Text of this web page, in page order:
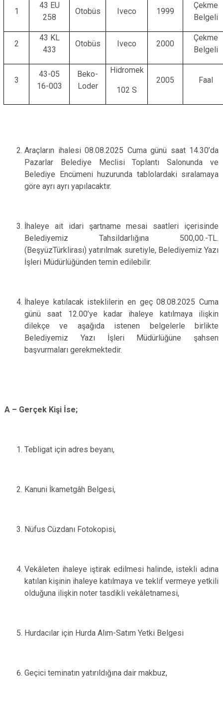
1
43 EU
258
Otobüs Iveco 1999
Çekme
Belgeli
2
43 KL
433
Otobüs Iveco 2000
Çekme
Belgeli
3
43-05
16-003
Beko-
Loder
Hidromek
102 S
2005 Faal
Araçların ihalesi 08.08.2025 Cuma günü saat 14.30’da
Pazarlar Belediye Meclisi Toplantı Salonunda ve
Belediye Encümeni huzurunda tablolardaki sıralamaya
göre ayrı ayrı yapılacaktır.
İhaleye ait idari şartname mesai saatleri içerisinde
Belediyemiz Tahsildarlığına 500,00.-TL.
(BeşyüzTürklirası) yatırılmak suretiyle, Belediyemiz Yazı
İşleri Müdürlüğünden temin edilebilir.
İhaleye katılacak isteklilerin en geç 08.08.2025 Cuma
günü saat 12.00’ye kadar ihaleye katılmaya ilişkin
dilekçe ve aşağıda istenen belgelerle birlikte
Belediyemiz Yazı İşleri Müdürlüğüne şahsen
başvurmaları gerekmektedir.
A – Gerçek Kişi İse;
Tebligat için adres beyanı,
Kanuni İkametgâh Belgesi,
Nüfus Cüzdanı Fotokopisi,
Vekâleten ihaleye iştirak edilmesi halinde, istekli adına
katılan kişinin ihaleye katılmaya ve teklif vermeye yetkili
olduğuna ilişkin noter tasdikli vekâletnamesi,
Hurdacılar için Hurda Alım-Satım Yetki Belgesi
Geçici teminatın yatırıldığına dair makbuz,